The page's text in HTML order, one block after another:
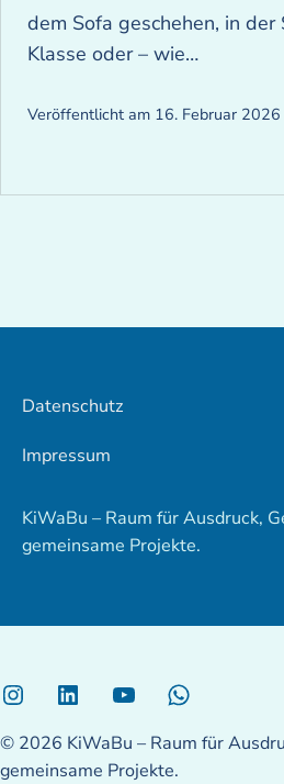
dem Sofa geschehen, in der
Klasse oder – wie…
Veröffentlicht am 16. Februar 2026
Datenschutz
Impressum
KiWaBu – Raum für Ausdruck,
gemeinsame Projekte.
© 2026 KiWaBu – Raum für
gemeinsame Projekte.
InstagramLinkedin YouTube